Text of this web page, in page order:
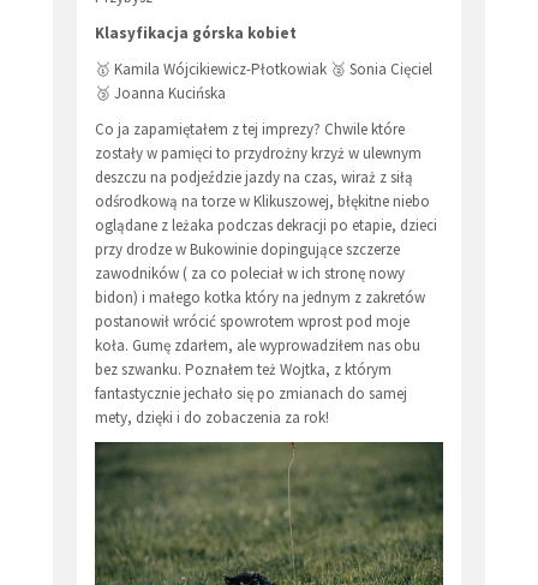
Klasyfikacja górska kobiet
🥇 Kamila Wójcikiewicz-Płotkowiak 🥈 Sonia Cięciel
🥉 Joanna Kucińska
Co ja zapamiętałem z tej imprezy? Chwile które
zostały w pamięci to przydrożny krzyż w ulewnym
deszczu na podjeździe jazdy na czas, wiraż z siłą
odśrodkową na torze w Klikuszowej, błękitne niebo
oglądane z leżaka podczas dekracji po etapie, dzieci
przy drodze w Bukowinie dopingujące szczerze
zawodników ( za co poleciał w ich stronę nowy
bidon) i małego kotka który na jednym z zakretów
postanowił wrócić spowrotem wprost pod moje
koła. Gumę zdarłem, ale wyprowadziłem nas obu
bez szwanku. Poznałem też Wojtka, z którym
fantastycznie jechało się po zmianach do samej
mety, dzięki i do zobaczenia za rok!